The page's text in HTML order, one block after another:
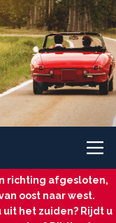
richting afgesloten,
oost naar west.
uit het zuiden? Rijdt u